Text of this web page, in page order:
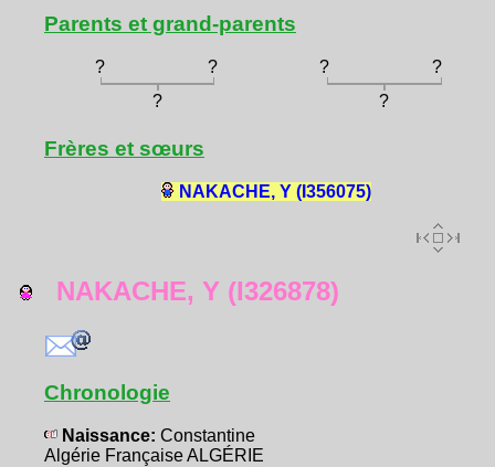
Parents et grand-parents
? ? ?
?
?
?
Frères et sœurs
NAKACHE, Y (I356075)
NAKACHE, Y (I326878)
Chronologie
Naissance: Constantine
Algérie Française ALGÉRIE